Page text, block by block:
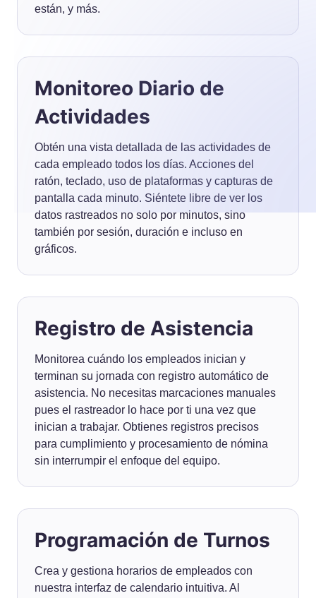
están, y más.
Monitoreo Diario de
Actividades
Obtén una vista detallada de las actividades de
cada empleado todos los días. Acciones del
ratón, teclado, uso de plataformas y capturas de
pantalla cada minuto. Siéntete libre de ver los
datos rastreados no solo por minutos, sino
también por sesión, duración e incluso en
gráficos.
Registro de Asistencia
Monitorea cuándo los empleados inician y
terminan su jornada con registro automático de
asistencia. No necesitas marcaciones manuales
pues el rastreador lo hace por ti una vez que
inician a trabajar. Obtienes registros precisos
para cumplimiento y procesamiento de nómina
sin interrumpir el enfoque del equipo.
Programación de Turnos
Crea y gestiona horarios de empleados con
nuestra interfaz de calendario intuitiva. Al